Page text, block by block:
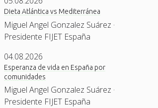
Dieta Atlántica vs Mediterránea
Miguel Angel Gonzalez Suárez ·
Presidente FIJET España
04.08.2026
Esperanza de vida en España por
comunidades
Miguel Angel Gonzalez Suárez ·
Presidente FIJET España